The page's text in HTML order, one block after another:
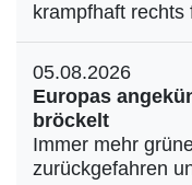
krampfhaft
05.08.2026
Europas
bröckelt
Immer mehr
zurückgefahren